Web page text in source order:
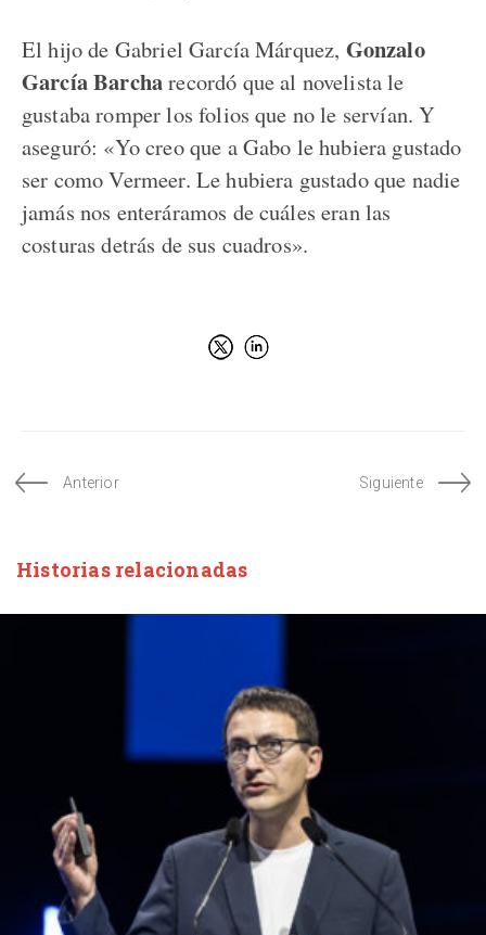
El hijo de Gabriel García Márquez, Gonzalo
García Barcharecordó que al novelista le
gustaba romper los folios que no le servían. Y
aseguró: «Yo creo que a Gabo le hubiera gustado
ser como Vermeer. Le hubiera gustado que nadie
jamás nos enteráramos de cuáles eran las
costuras detrás de sus cuadros».
Anterior Siguiente
Historias relacionadas